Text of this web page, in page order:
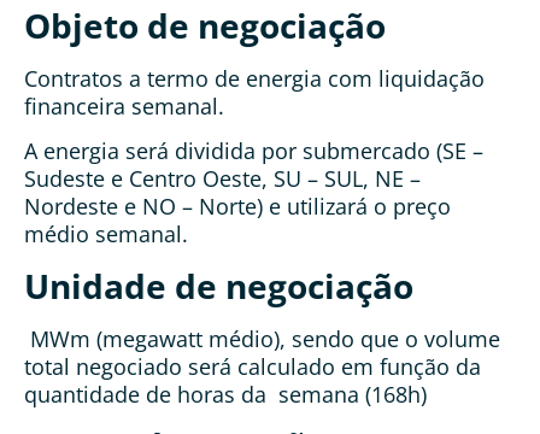
Objeto de negociação
Contratos a termo de energia com liquidação
financeira semanal.
A energia será dividida por submercado (SE –
Sudeste e Centro Oeste, SU – SUL, NE –
Nordeste e NO – Norte) e utilizará o preço
médio semanal.
Unidade de negociação
MWm (megawatt médio), sendo que o volume
total negociado será calculado em função da
quantidade de horas da semana (168h)